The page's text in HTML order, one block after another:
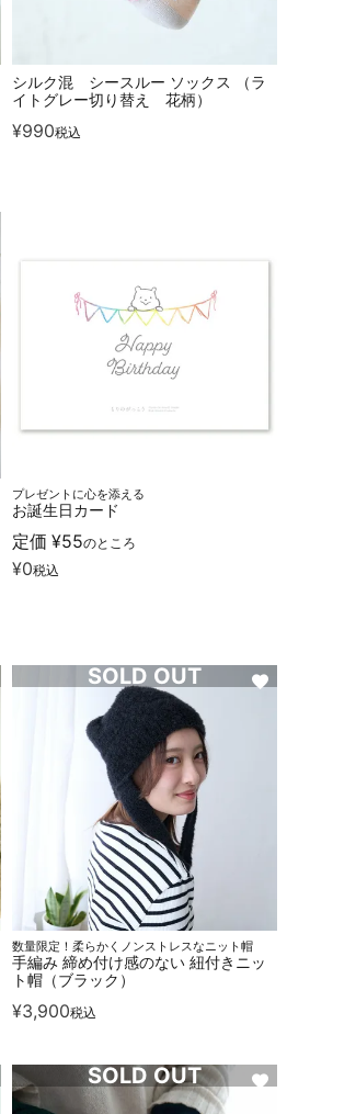
シルク混 シースルー ソックス （ラ
イトグレー切り替え 花柄）
¥990税込
プレゼントに心を添える
お誕生日カード
定価 ¥55のところ
¥0税込
数量限定！柔らかくノンストレスなニット帽
手編み 締め付け感のない 紐付きニッ
ト帽（ブラック）
¥3,900税込
SOLD OUT
SOLD OUT